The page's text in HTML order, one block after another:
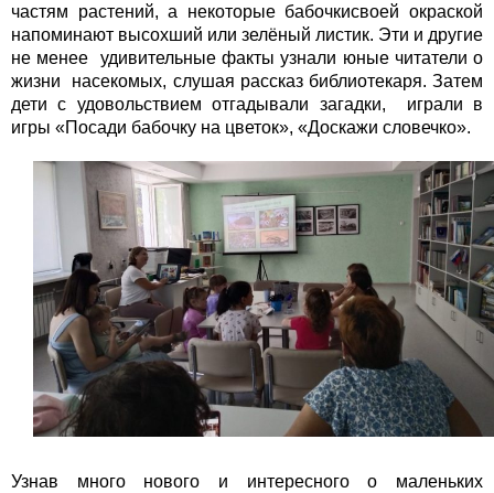
частям растений, а некоторые бабочкисвоей окраской
напоминают высохший или зелёный листик. Эти и другие
не менее удивительные факты узнали юные читатели о
жизни насекомых, слушая рассказ библиотекаря. Затем
дети с удовольствием отгадывали загадки, играли в
игры «Посади бабочку на цветок», «Доскажи словечко».
Узнав много нового и интересного о маленьких